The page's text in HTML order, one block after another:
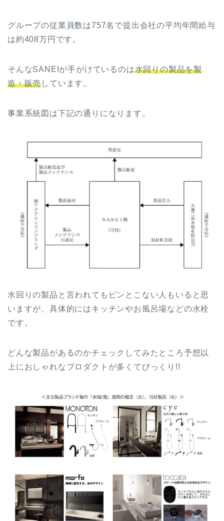
グループの従業員数は757名で提出会社の平均年間給与
は約408万円です。
そんなSANEIが手がけているのは水回りの製品を製
造・販売しています。
事業系統図は下記の通りになります。
水回りの製品と言われてもピンとこない人もいると思
いますが、具体的にはキッチンやお風呂場などの水栓
です。
どんな製品があるのかチェックしてみたところ予想以
上におしゃれなプロダクトが多くてびっくり!!